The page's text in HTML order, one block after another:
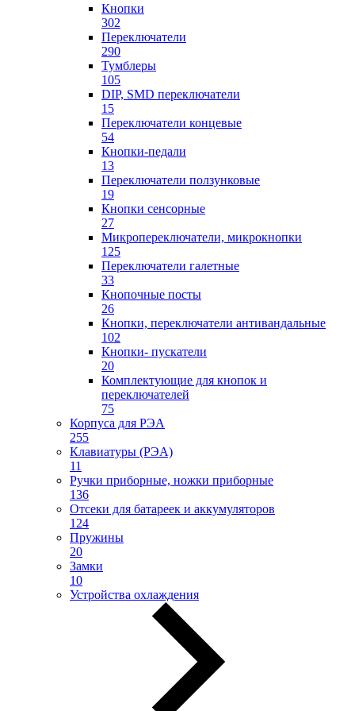
Кнопки
302
Переключатели
290
Тумблеры
105
DIP, SMD переключатели
15
Переключатели концевые
54
Кнопки-педали
13
Переключатели ползунковые
19
Кнопки сенсорные
27
Микропереключатели, микрокнопки
125
Переключатели галетные
33
Кнопочные посты
26
Кнопки, переключатели антивандальные
102
Кнопки- пускатели
20
Комплектующие для кнопок и
переключателей
75
Корпуса для РЭА
255
Клавиатуры (РЭА)
11
Ручки приборные, ножки приборные
136
Отсеки для батареек и аккумуляторов
124
Пружины
20
Замки
10
Устройства охлаждения